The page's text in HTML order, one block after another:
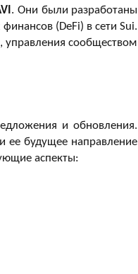
. Они были разработаны
(DeFi) в сети Sui.
управления сообществом
и обновления.
ее будущее направление
аспекты: